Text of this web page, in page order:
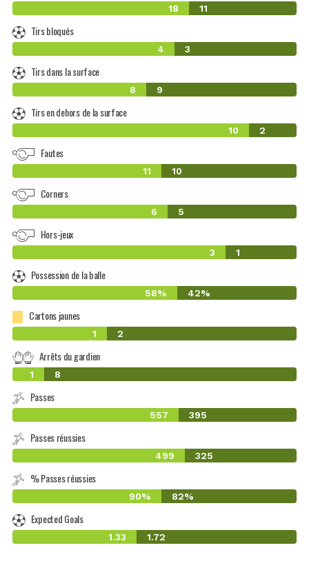
18 11
Tirs bloqués
4 3
Tirs dans la surface
8 9
Tirs en dehors de la surface
10 2
Fautes
11 10
Corners
6 5
Hors-jeux
3 1
Possession de la balle
58% 42%
Cartons jaunes
1 2
Arrêts du gardien
1 8
Passes
557 395
Passes réussies
499 325
% Passes réussies
90% 82%
Expected Goals
1.33 1.72